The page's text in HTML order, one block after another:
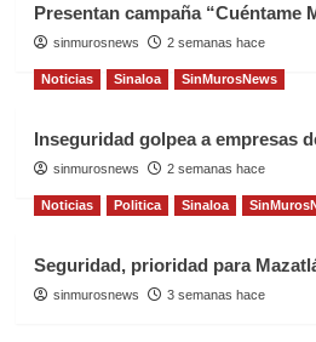
Presentan campaña “Cuéntame
sinmurosnews 2 semanas hace
Noticias Sinaloa SinMurosNews
Inseguridad golpea a empresas
sinmurosnews 2 semanas hace
Noticias Politica Sinaloa
Seguridad, prioridad para
sinmurosnews 3 semanas hace